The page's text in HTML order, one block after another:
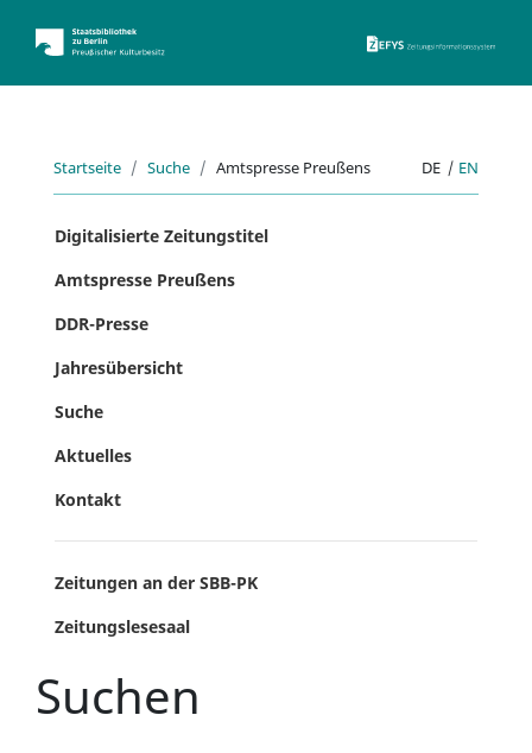
Startseite Suche Amtspresse Preußens DE | EN
Digitalisierte Zeitungstitel
Amtspresse Preußens
DDR-Presse
Jahresübersicht
Suche
Aktuelles
Kontakt
Zeitungen an der SBB-PK
Zeitungslesesaal
Suchen